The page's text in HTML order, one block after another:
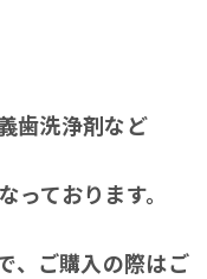
歯洗浄剤など
ております。
、ご購入の際はご